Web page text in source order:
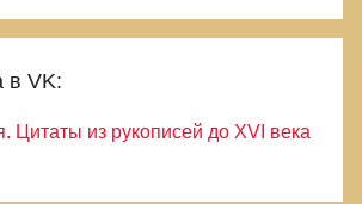
в VK:
Цитаты из рукописей до XVI века